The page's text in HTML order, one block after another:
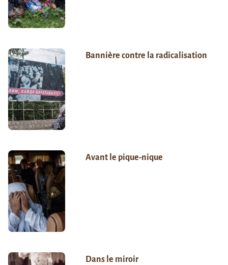
Bannière contre la radicalisation
Avant le pique-nique
Dans le miroir